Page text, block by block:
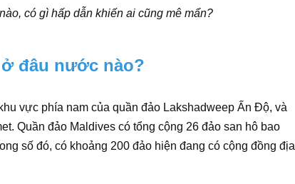
có gì hấp dẫn khiến ai cũng mê mẩn?
đâu nước nào?
vực phía nam của quần đảo Lakshadweep Ấn Độ, và
Quần đảo Maldives có tổng cộng 26 đảo san hô bao
số đó, có khoảng 200 đảo hiện đang có cộng đồng địa